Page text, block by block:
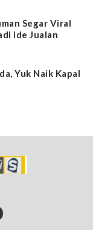
Segar Viral
Ide Jualan
Yuk Naik Kapal